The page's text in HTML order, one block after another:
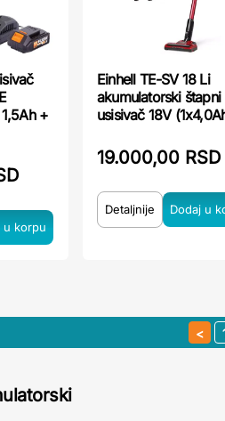
+
Einhell TE-SV 18 Li
akumulatorski štapni
usisivač 18V
19.000,00 RSD
Detaljnije